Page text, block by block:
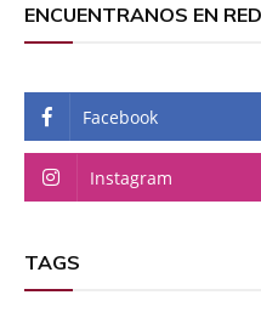
ENCUENTRANOS EN
Facebook
Instagram
TAGS